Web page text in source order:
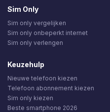
Sim Only
Sim only vergelijken
Sim only onbeperkt internet
Sim only verlengen
Keuzehulp
Nieuwe telefoon kiezen
Telefoon abonnement kiezen
Sim only kiezen
Beste smartphone 2026